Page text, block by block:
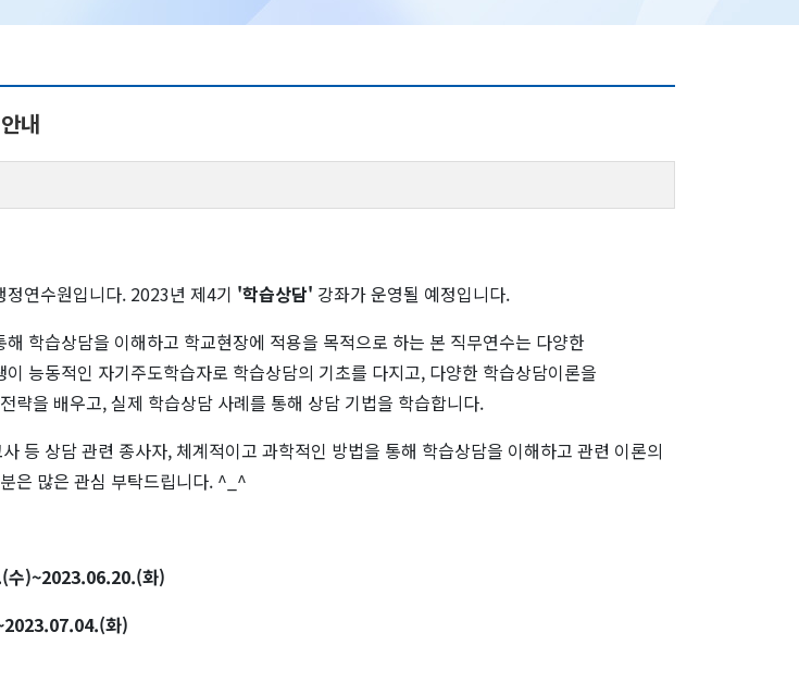
무연수
로소프트 AI전문가 과정
증명서 발급
1:1문의
내
연수원입니다. 2023년 제4기 '학습상담' 강좌가 운영될 예정입니다.
학습상담을 이해하고 학교현장에 적용을 목적으로 하는 본 직무연수는 다양한
능동적인 자기주도학습자로 학습상담의 기초를 다지고, 다양한 학습상담이론을
략을 배우고, 실제 학습상담 사례를 통해 상담 기법을 학습합니다.
등 상담 관련 종사자, 체계적이고 과학적인 방법을 통해 학습상담을 이해하고 관련 이론의
은 많은 관심 부탁드립니다. ^_^
수)~2023.06.20.(화)
화)